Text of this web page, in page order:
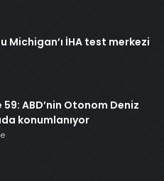
Michigan’ı İHA test merkezi
59: ABD’nin Otonom Deniz
konumlanıyor